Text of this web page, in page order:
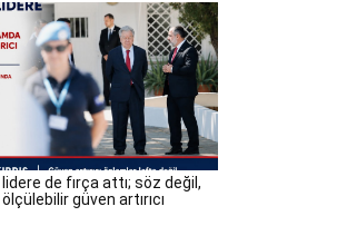
de fırça attı; söz değil,
güven artırıcı